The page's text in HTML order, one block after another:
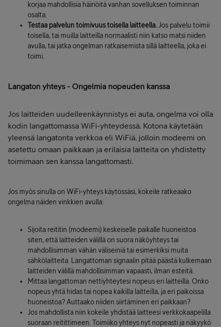
korjaa mahdollisia häiriöitä vanhan sovelluksen toiminnan
osalta.
Testaa palvelun toimivuus toisella laitteella.Jos palvelu toimii
toisella, tai muilla laitteilla normaalisti niin katso matsi niiden
avulla, tai jatka ongelman ratkaisemista sillä laitteella, joka ei
toimi.
Langaton yhteys - Ongelmia nopeuden kanssa
Jos laitteiden uudelleenkäynnistys ei auta, ongelma voi olla
kodin langattomassa WiFi-yhteydessä. Kotona käytetään
yleensä langatonta verkkoa eli WiFiä, jolloin modeemi on
asetettu omaan paikkaan ja erilaisia laitteita on yhdistetty
toimimaan sen kanssa langattomasti.
Jos myös sinulla on WiFi-yhteys käytössäsi, kokeile ratkeaako
ongelma näiden vinkkien avulla:
Sijoita reititin (modeemi) keskeiselle paikalle huoneistoa
siten, että laitteiden välillä on suora näköyhteys tai
mahdollisimman vähän väliseiniä tai esimerkiksi muita
sähkölaitteita. Langattoman signaalin pitää päästä kulkemaan
laitteiden välillä mahdollisimman vapaasti, ilman esteitä.
Mittaa langattoman nettiyhteytesi nopeus eri laitteilla. Onko
nopeus yhtä hidas tai nopea kaikilla laitteilla, ja eri paikoissa
huoneistoa? Auttaako niiden siirtäminen eri paikkaan?
Jos mahdollista niin kokeile yhdistää laitteesi verkkokaapelilla
suoraan reitittimeen. Toimiiko yhteys nyt nopeasti ja näkyykö